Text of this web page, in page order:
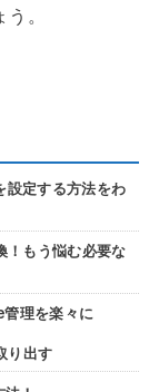
。
設定する方法をわ
もう悩む必要な
理を楽々に
り出す